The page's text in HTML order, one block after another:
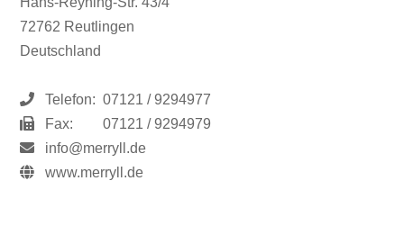
72762 Reutlingen
Deutschland
Telefon: 07121 / 9294977
Fax:
07121 / 9294979
info@merryll.de
www.merryll.de